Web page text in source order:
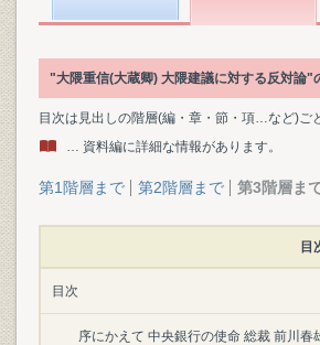
"大隈重信(大蔵卿) 大隈建議に対する反対論"
目次は見出しの階層(編・章・節・項…など)ご
… 資料編に詳細な情報があります。
第1階層まで 第2階層まで 第3階層ま
目
目次
序にかえて 中央銀行の使命 総裁 前川春